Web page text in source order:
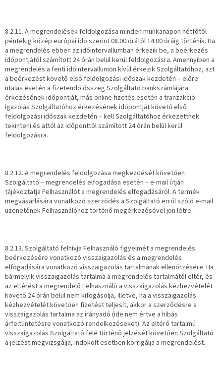
8.2.11. A megrendelések feldolgozása minden munkanapon hétfőtől
péntekig közép európai idő szerint 08.00 órától 14.00 óráig történik. Ha
a megrendelés ebben az időintervallumban érkezik be, a beérkezés
időpontjától számított 24 órán belül kerül feldolgozásra. Amennyiben a
megrendelés a fenti időintervallumon kívül érkezik Szolgáltatóhoz, azt
a beérkezést követő első feldolgozási időszak kezdetén – előre
utalás esetén a fizetendő összeg Szolgáltató bankszámlájára
érkezésének időpontját, más online fizetés esetén a tranzakció
igazolás Szolgáltatóhoz érkezésének időpontját követő első
feldolgozási időszak kezdetén – kell Szolgáltatóhoz érkezettnek
tekinteni és attól az időponttól számított 24 órán belül kerül
feldolgozásra.
8.2.12. A megrendelés feldolgozása megkezdését követően
Szolgáltató – megrendelés elfogadása esetén – e-mail útján
tájékoztatja Felhasználót a megrendelés elfogadásáról. A termék
megvásárlására vonatkozó szerződés a Szolgáltató erről szóló e-mail
üzenetének Felhasználóhoz történő megérkezésével jön létre.
8.2.13. Szolgáltató felhívja Felhasználó figyelmét a megrendelés
beérkezésére vonatkozó visszaigazolás és a megrendelés
elfogadására vonatkozó visszaigazolás tartalmának ellenőrzésére. Ha
bármelyik visszaigazolás tartalma a megrendelés tartalmától eltér, és
az eltérést a megrendelő Felhasználó a visszaigazolás kézhezvételét
követő 24 órán belül nem kifogásolja, illetve, ha a visszaigazolás
kézhezvételét követően fizetést teljesít, akkor a szerződésre a
visszaigazolás tartalma az irányadó (ide nem értve a hibás
árfeltüntetésre vonatkozó rendelkezéseket). Az eltérő tartalmú
visszaigazolás Szolgáltató felé történő jelzését követően Szolgáltató
a jelzést megvizsgálja, indokolt esetben korrigálja a megrendelést.